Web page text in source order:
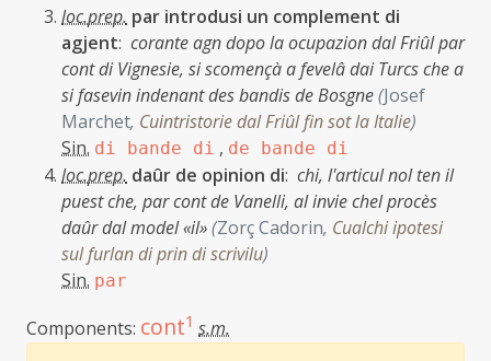
loc.prep. par introdusi un complement di
agjent: corante agn dopo la ocupazion dal Friûl par
cont di Vignesie, si scomençà a fevelâ dai Turcs che a
si fasevin indenant des bandis de Bosgne(Josef
Marchet, Cuintristorie dal Friûl fin sot la Italie)
Sin. di bande di , de bande di
loc.prep. daûr de opinion di: chi, l'articul nol ten il
puest che, par cont de Vanelli, al invie chel procès
daûr dal model «il»(Zorç Cadorin, Cualchi ipotesi
sul furlan di prin di scrivilu)
Sin. par
Components: cont1 s.m.